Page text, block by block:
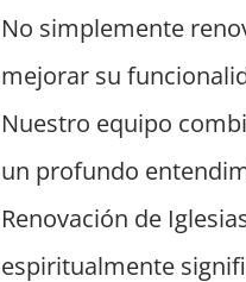
No simplemente
mejorar su
Nuestro equipo
un profundo
Renovación de
espiritualmente